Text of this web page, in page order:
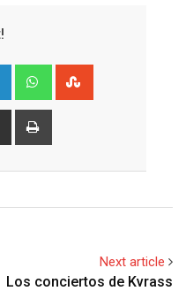
LinkedIn Whatsapp
Share
Next article
Los conciertos de Kvrass